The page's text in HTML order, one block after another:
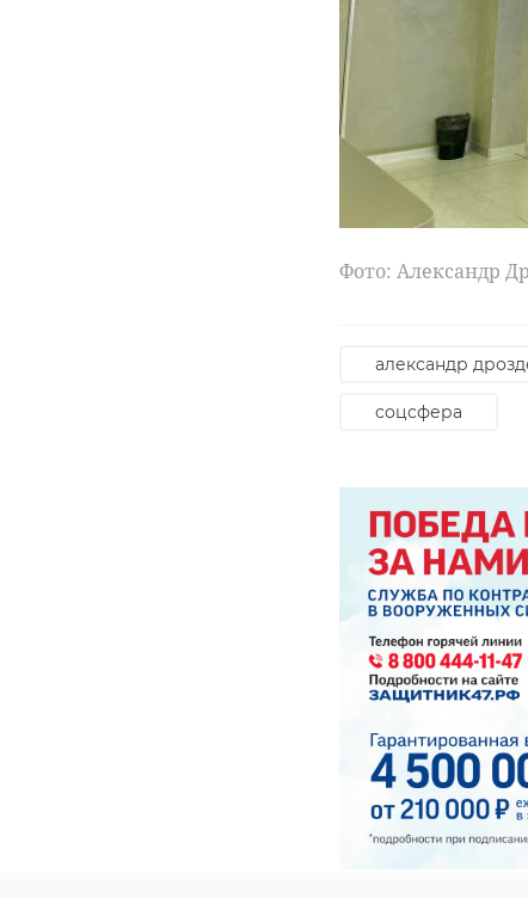
Фото: Александр
александр
соцсфера